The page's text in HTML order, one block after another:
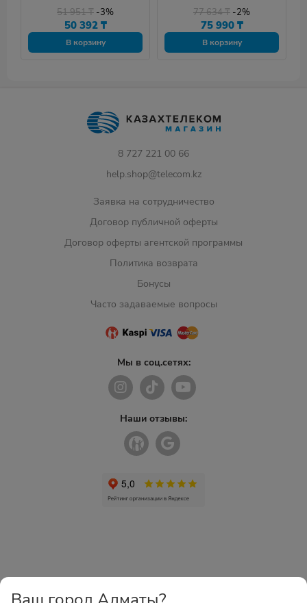
~260 кв.м.)
51 951₸ -3%
50 392 ₸
В корзину
~370 кв.м.)
77 634₸ -2%
75 990 ₸
В корзину
8 727 221 00 66
help.shop@telecom.kz
Заявка на сотрудничество
Договор публичной оферты
Договор оферты агентской программы
Политика возврата
Бонусы
Часто задаваемые вопросы
Мы в соц.сетях:
Наши отзывы: